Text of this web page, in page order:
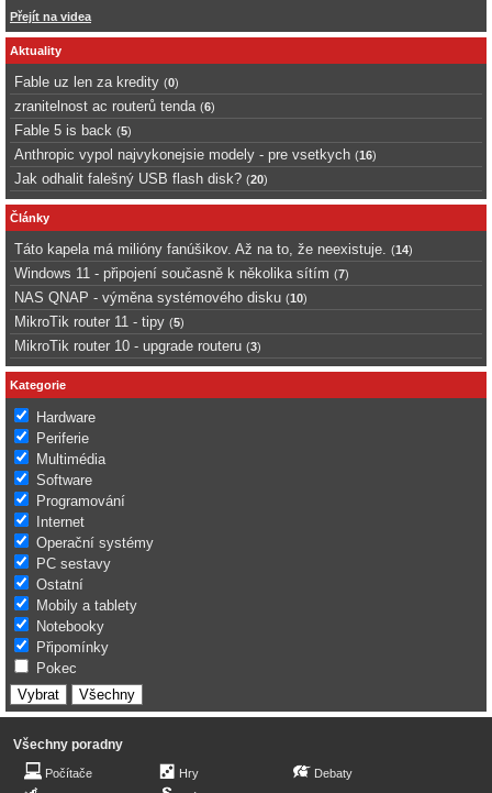
Přejít na videa
Aktuality
Fable uz len za kredity (0)
zranitelnost ac routerů tenda (6)
Fable 5 is back (5)
Anthropic vypol najvykonejsie modely - pre vsetkych (16)
Jak odhalit falešný USB flash disk? (20)
Články
Táto kapela má milióny fanúšikov. Až na to, že neexistuje. (14)
Windows 11 - připojení současně k několika sítím (7)
NAS QNAP - výměna systémového disku (10)
MikroTik router 11 - tipy (5)
MikroTik router 10 - upgrade routeru (3)
Kategorie
Hardware
Periferie
Multimédia
Software
Programování
Internet
Operační systémy
PC sestavy
Ostatní
Mobily a tablety
Notebooky
Připomínky
Pokec
Všechny poradny
Počítače
Hry
Debaty